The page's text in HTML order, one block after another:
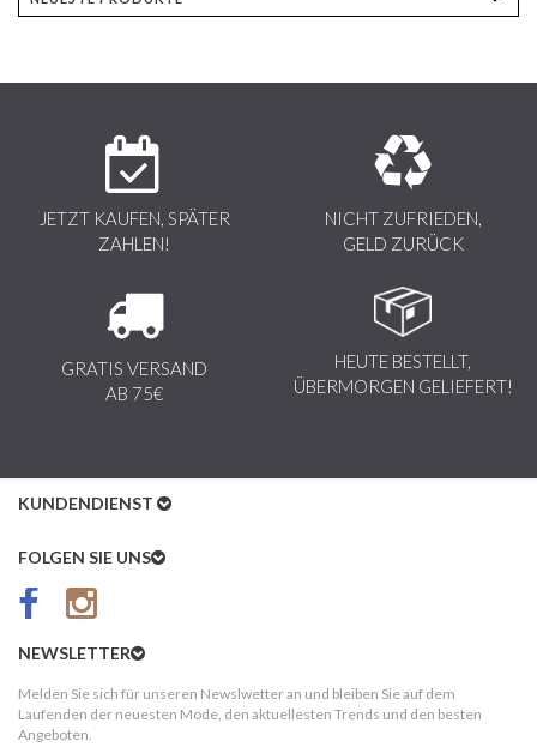
JETZT KAUFEN, SPÄTER
ZAHLEN!
NICHT ZUFRIEDEN,
GELD ZURÜCK
GRATIS VERSAND
AB 75€
HEUTE BESTELLT,
ÜBERMORGEN GELIEFERT!
KUNDENDIENST
Kundenservice
AGB
Kundeninformationen
FOLGEN SIE UNS
NEWSLETTER
Melden Sie sich für unseren Newslwetter an und bleiben Sie auf dem
Laufenden der neuesten Mode, den aktuellesten Trends und den besten
Angeboten.